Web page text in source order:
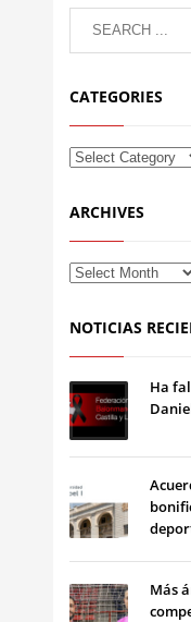
CATEGORIES
ARCHIVES
NOTICIAS
Ha
Más